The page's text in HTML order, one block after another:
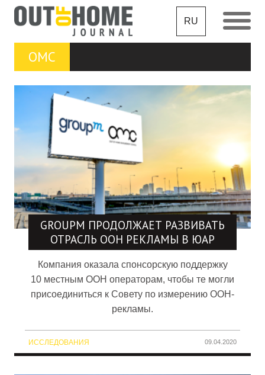
RU
OMC
GROUPM ПРОДОЛЖАЕТ РАЗВИВАТЬ
ОТРАСЛЬ OOH РЕКЛАМЫ В ЮАР
Компания оказала спонсорскую поддержку
10 местным OOH операторам, чтобы те могли
присоединиться к Совету по измерению OOH-
рекламы.
ИССЛЕДОВАНИЯ 09.04.2020